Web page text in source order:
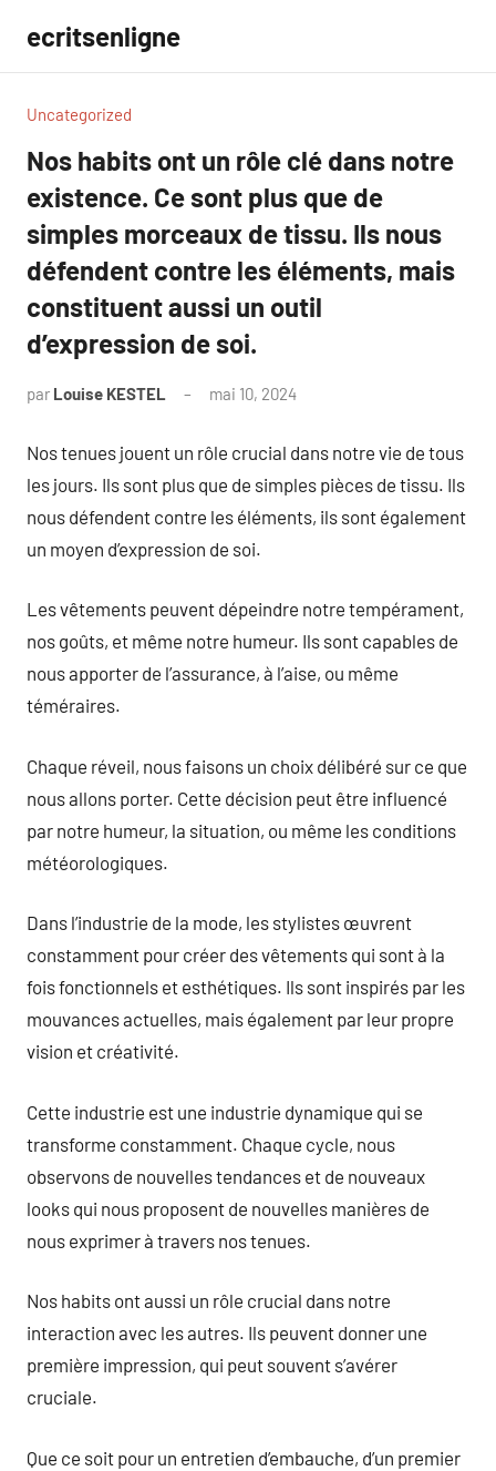
contenu
ecritsenligne
Uncategorized
Nos habits ont un rôle clé dans notre
existence. Ce sont plus que de
simples morceaux de tissu. Ils nous
défendent contre les éléments, mais
constituent aussi un outil
d’expression de soi.
par Louise KESTEL mai 10, 2024
Nos tenues jouent un rôle crucial dans notre vie de tous
les jours. Ils sont plus que de simples pièces de tissu. Ils
nous défendent contre les éléments, ils sont également
un moyen d’expression de soi.
Les vêtements peuvent dépeindre notre tempérament,
nos goûts, et même notre humeur. Ils sont capables de
nous apporter de l’assurance, à l’aise, ou même
téméraires.
Chaque réveil, nous faisons un choix délibéré sur ce que
nous allons porter. Cette décision peut être influencé
par notre humeur, la situation, ou même les conditions
météorologiques.
Dans l’industrie de la mode, les stylistes œuvrent
constamment pour créer des vêtements qui sont à la
fois fonctionnels et esthétiques. Ils sont inspirés par les
mouvances actuelles, mais également par leur propre
vision et créativité.
Cette industrie est une industrie dynamique qui se
transforme constamment. Chaque cycle, nous
observons de nouvelles tendances et de nouveaux
looks qui nous proposent de nouvelles manières de
nous exprimer à travers nos tenues.
Nos habits ont aussi un rôle crucial dans notre
interaction avec les autres. Ils peuvent donner une
première impression, qui peut souvent s’avérer
cruciale.
Que ce soit pour un entretien d’embauche, d’un premier